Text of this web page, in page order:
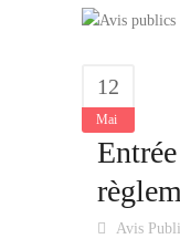
12
Mai
Avis